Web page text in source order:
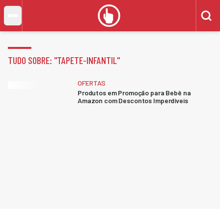
TUDO SOBRE: "TAPETE-INFANTIL"
OFERTAS
Produtos em Promoção para Bebê na
Amazon com Descontos Imperdíveis